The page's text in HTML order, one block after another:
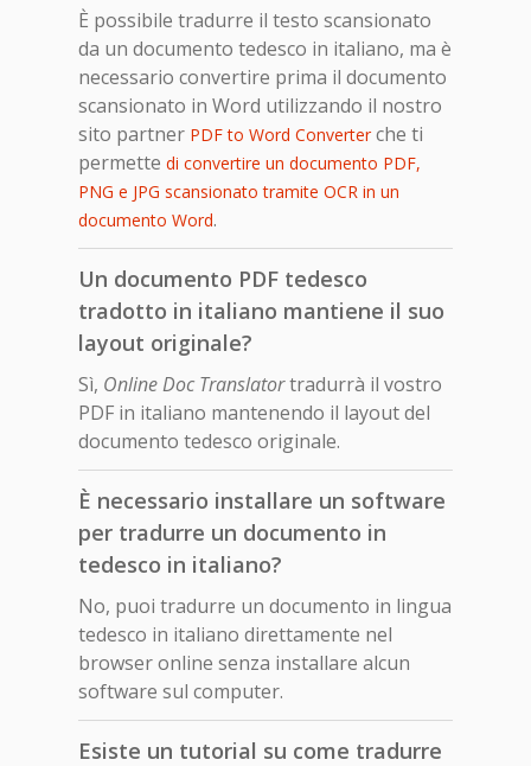
È possibile tradurre il testo scansionato
da un documento tedesco in italiano, ma è
necessario convertire prima il documento
scansionato in Word utilizzando il nostro
sito partner PDF to Word Converterche ti
permette di convertire un documento PDF,
PNG e JPG scansionato tramite OCR in un
documento Word.
Un documento PDF tedesco
tradotto in italiano mantiene il suo
layout originale?
Sì, Online Doc Translatortradurrà il vostro
PDF in italiano mantenendo il layout del
documento tedesco originale.
È necessario installare un software
per tradurre un documento in
tedesco in italiano?
No, puoi tradurre un documento in lingua
tedesco in italiano direttamente nel
browser online senza installare alcun
software sul computer.
Esiste un tutorial su come tradurre